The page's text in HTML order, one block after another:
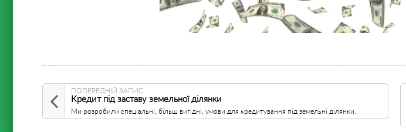
ПОПЕРЕДНІЙ ЗАПИС
Кредит під заставу земельної ділянки
Ми розробили спеціальні, більш вигідні, умови для кредитування під земельні ділянки.